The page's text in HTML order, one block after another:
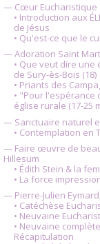
— Cœur Eucharistique
• Introduction aux
de Jésus
• Qu'est-ce que le
— Adoration Saint
• Que veut dire une
de Sury-ès-Bois (18)
• Priants des
• "Pour l'espérance
église rurale (17-25
— Sanctuaire naturel
• Contemplation en
— Faire œuvre de
Hillesum
• Édith Stein & la
• La force
— Pierre-Julien
• Catéchèse
• Neuvaine
• Neuvaine
Récapitulation